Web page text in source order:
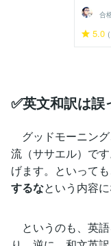
5.0
✅英文和訳は誤
グッドモーニン
流（ササエル）で
げます。といって
するなという内容に
というのも、英